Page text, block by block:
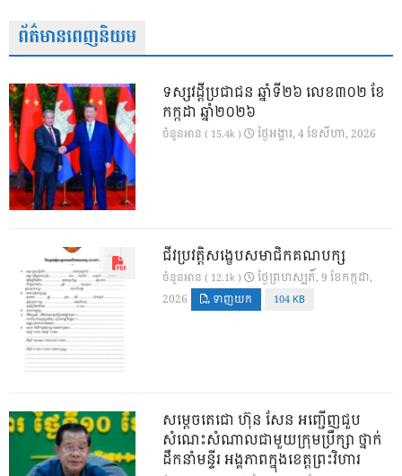
ព័ត៌មានពេញនិយម
ទស្សវដ្តីប្រជាជន ឆ្នាំទី២៦ លេខ៣០២ ខែ
កក្កដា ឆ្នាំ២០២៦
ចំនួនអាន ( 15.4k ) ថ្ងៃ​អង្គារ, 4 ខែ​សីហា, 2026
ជីវប្រវត្តិសង្ខេបសមាជិកគណបក្ស
ចំនួនអាន ( 12.1k )
ថ្ងៃ​ព្រហស្បតិ៍, 9 ខែ​កក្កដា,
2026
ទាញយក 104 KB
សម្តេចតេជោ ហ៊ុន សែន អញ្ជើញជួប
សំណេះសំណាលជាមួយក្រុមប្រឹក្សា ថ្នាក់
ដឹកនាំមន្ទីរ អង្គភាពក្នុងខេត្តព្រះវិហារ